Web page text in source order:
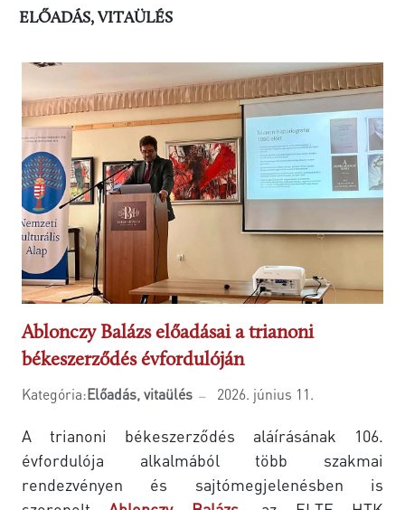
ELŐADÁS, VITAÜLÉS
Ablonczy Balázs előadásai a trianoni
békeszerződés évfordulóján
Kategória:Előadás, vitaülés 2026. június 11.
A trianoni békeszerződés aláírásának 106.
évfordulója alkalmából több szakmai
rendezvényen és sajtómegjelenésben is